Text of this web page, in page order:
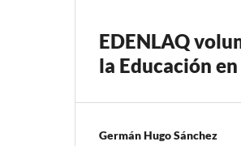
EDENLAQ
la Educación
Germán Hugo Sánchez